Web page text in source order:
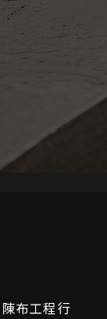
陳布工程行